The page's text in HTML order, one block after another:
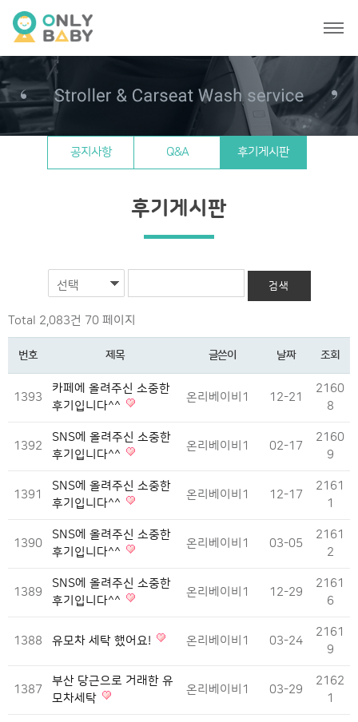
공지사항 Q&A 후기게시판
후기게시판
선택
Total 2,083건 70 페이지
번호 제목 글쓴이 날짜 조회
1393
카페에 올려주신 소중한
후기입니다^^
온리베이비1 12-21
2160
8
1392
SNS에 올려주신 소중한
후기입니다^^
온리베이비1 02-17
2160
9
1391
SNS에 올려주신 소중한
후기입니다^^
온리베이비1 12-17
2161
1
1390
SNS에 올려주신 소중한
후기입니다^^
온리베이비1 03-05
2161
2
1389
SNS에 올려주신 소중한
후기입니다^^
온리베이비1 12-29
2161
6
1388 유모차 세탁 했어요! 온리베이비1 03-24
2161
9
1387
부산 당근으로 거래한 유
모차세탁
온리베이비1 03-29
2162
1